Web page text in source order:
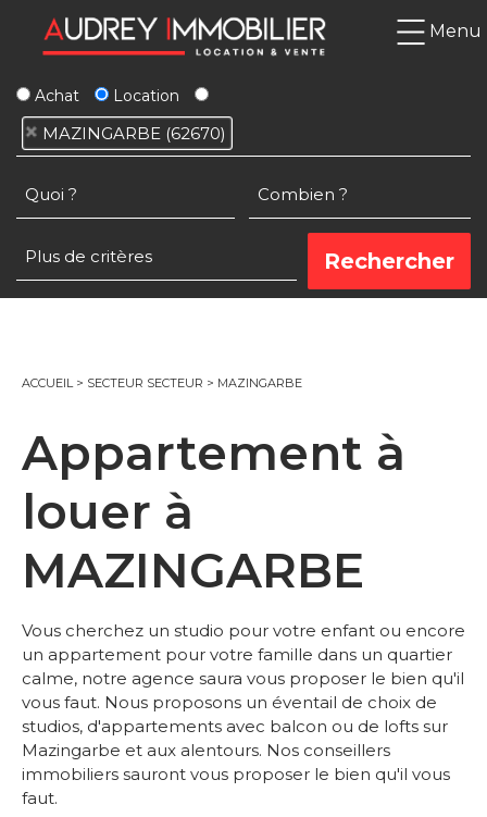
Menu
Achat Location
MAZINGARBE (62670)
ACCUEIL> SECTEUR SECTEUR > MAZINGARBE
Appartement à
louer à
MAZINGARBE
Vous cherchez un studio pour votre enfant ou encore
un appartement pour votre famille dans un quartier
calme, notre agence saura vous proposer le bien qu'il
vous faut. Nous proposons un éventail de choix de
studios, d'appartements avec balcon ou de lofts sur
Mazingarbe et aux alentours. Nos conseillers
immobiliers sauront vous proposer le bien qu'il vous
faut.